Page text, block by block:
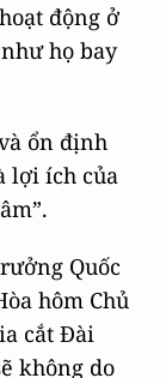
động ở
họ bay
ổn định
lợi ích của
Quốc
hôm Chủ
cắt Đài
không do